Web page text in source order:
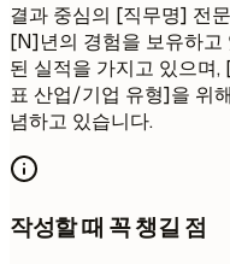
결과 중심의 [직무명] 전
[N]년의 경험을 보유하고
된 실적을 가지고 있으며
표 산업/기업 유형]을 위
념하고 있습니다.
작성할 때 꼭 챙길 점